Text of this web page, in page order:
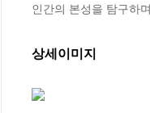
인간의 본성을 탐구하
상세이미지